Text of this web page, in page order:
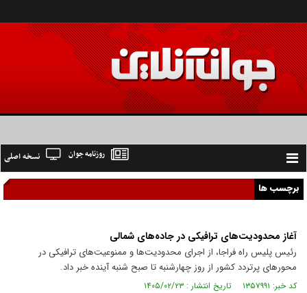
Toggle
navigation
نسخه اصلی روزنامه جوان
برچسب ها
آغاز محدودیت‌های ترافیکی در جاده‌های شمالی
رئیس پلیس راه فراجا، از اجرای محدودیت‌ها و ممنوعیت‌های ترافیکی در
محورهای پرتردد کشور از روز چهارشنبه تا صبح شنبه آینده خبر داد.
کد خبر: ۱۳۵۷۹۹۱ تاریخ انتشار : ۱۴۰۵/۰۲/۲۳